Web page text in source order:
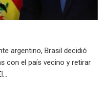
argentino, Brasil decidió
con el país vecino y retirar